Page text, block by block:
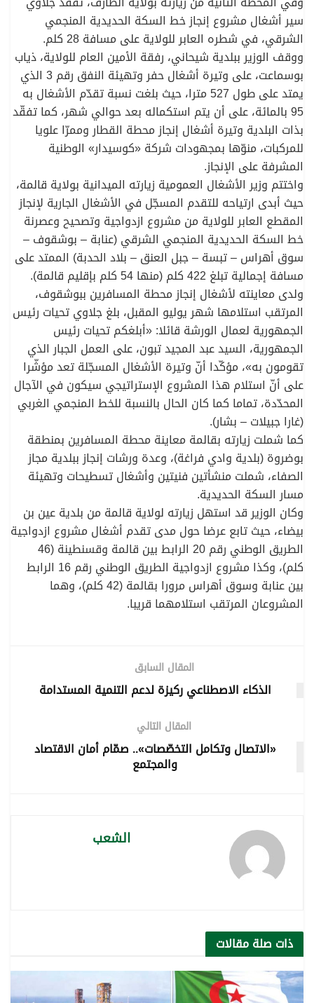
سير أشغال مشروع إنجاز خط السكة الحديدية المنجمي
الشرقي، في شطره العابر للولاية على مسافة 28 كلم.
ووقف الوزير ببلدية شيحاني، رفقة الأمين العام للولاية، ذياب
بوسماعت، على وتيرة أشغال حفر وتهيئة النفق رقم 3 الذي
يمتد على طول 527 مترا، حيث بلغت نسبة تقدّم الأشغال به
95 بالمائة، على أن يتم استكماله بعد حوالي شهر، كما تفقّد
بذات البلدية وتيرة أشغال إنجاز محطة القطار وممرّا علويا
للمركبات، منوّها بمجهودات شركة «كوسيدار» الوطنية
المشرفة على الإنجاز.
واختتم وزير الأشغال العمومية زيارته الميدانية بولاية قالمة،
حيث أبدى ارتياحه للتقدم المسجّل في الأشغال الجارية لإنجاز
المقطع العابر للولاية من مشروع ازدواجية وتصحيح وعصرنة
خط السكة الحديدية المنجمي الشرقي (عنابة – بوشقوف –
سوق أهراس – تبسة – جبل العنق – بلاد الحدبة) الممتد على
مسافة إجمالية تبلغ 422 كلم (منها 54 كلم بإقليم قالمة).
ولدى معاينته لأشغال إنجاز محطة المسافرين ببوشقوف،
المرتقب استلامها شهر يوليو المقبل، بلغ جلاوي تحيات رئيس
الجمهورية لعمال الورشة قائلا: «أبلغكم تحيات رئيس
الجمهورية، السيد عبد المجيد تبون، على العمل الجبار الذي
تقومون به»، مؤكّدا أنّ وتيرة الأشغال المسجّلة تعد مؤشّرا
على أنّ استلام هذا المشروع الإستراتيجي سيكون في الآجال
المحدّدة، تماما كما كان الحال بالنسبة للخط المنجمي الغربي
(غارا جبيلات – بشار).
كما شملت زيارته بقالمة معاينة محطة المسافرين بمنطقة
بوضروة (بلدية وادي فراغة)، وعدة ورشات إنجاز ببلدية مجاز
الصفاء، شملت منشأتين فنيتين وأشغال تسطيحات وتهيئة
مسار السكة الحديدية.
وكان الوزير قد استهل زيارته لولاية قالمة من بلدية عين بن
بيضاء، حيث تابع عرضا حول مدى تقدم أشغال مشروع ازدواجية
الطريق الوطني رقم 20 الرابط بين قالمة وقسنطينة (46
كلم)، وكذا مشروع ازدواجية الطريق الوطني رقم 16 الرابط
بين عنابة وسوق أهراس مرورا بقالمة (42 كلم)، وهما
المشروعان المرتقب استلامهما قريبا.
المقال السابق
الذكاء الاصطناعي ركيزة لدعم التنمية المستدامة
المقال التالي
«الاتصال وتكامل التخصّصات».. صمّام أمان الاقتصاد
والمجتمع
الشعب
ذات صلةمقالات